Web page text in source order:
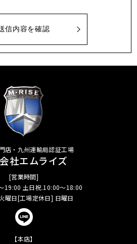
店・九州運輸局認証工場
社エムライズ
[営業時間]
19:00 土日祝.10:00～18:00
曜日[工場定休日] 日曜日
【本店】